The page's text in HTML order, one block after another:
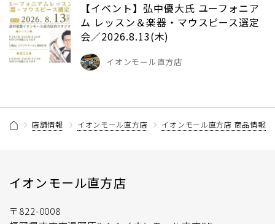
【イベント】弘中優大氏 ユーフォニア
ム レッスン＆楽器・マウスピース選定
会／2026.8.13(木)
イオンモール直方店
店舗情報 イオンモール直方店 イオンモール直方店 商品情報
イオンモール直方店
〒822-0008